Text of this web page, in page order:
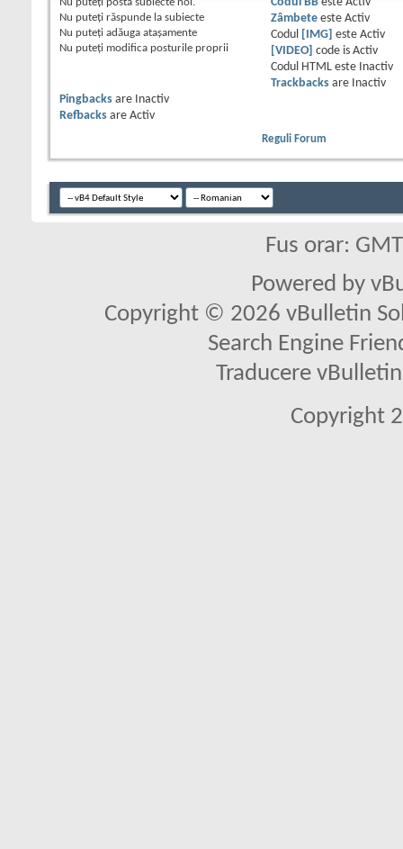
Nu puteţi răspunde la subiecte
Nu puteţi adăuga ataşamente
Nu puteţi modifica posturile proprii
Zâmbeteeste Activ
Codul
[IMG] este Activ
[VIDEO] code is Activ
Codul HTML este
Inactiv
Trackbacksare
Inactiv
Pingbacks are
Inactiv
Refbacks are Activ
Reguli Forum
Fus orar:
Powered by
Copyright © 2026 vBulletin
Search Engine
Traducere
Copyright